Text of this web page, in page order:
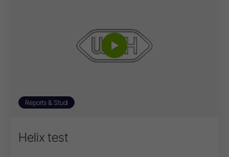
Reports & Studi
Helix test